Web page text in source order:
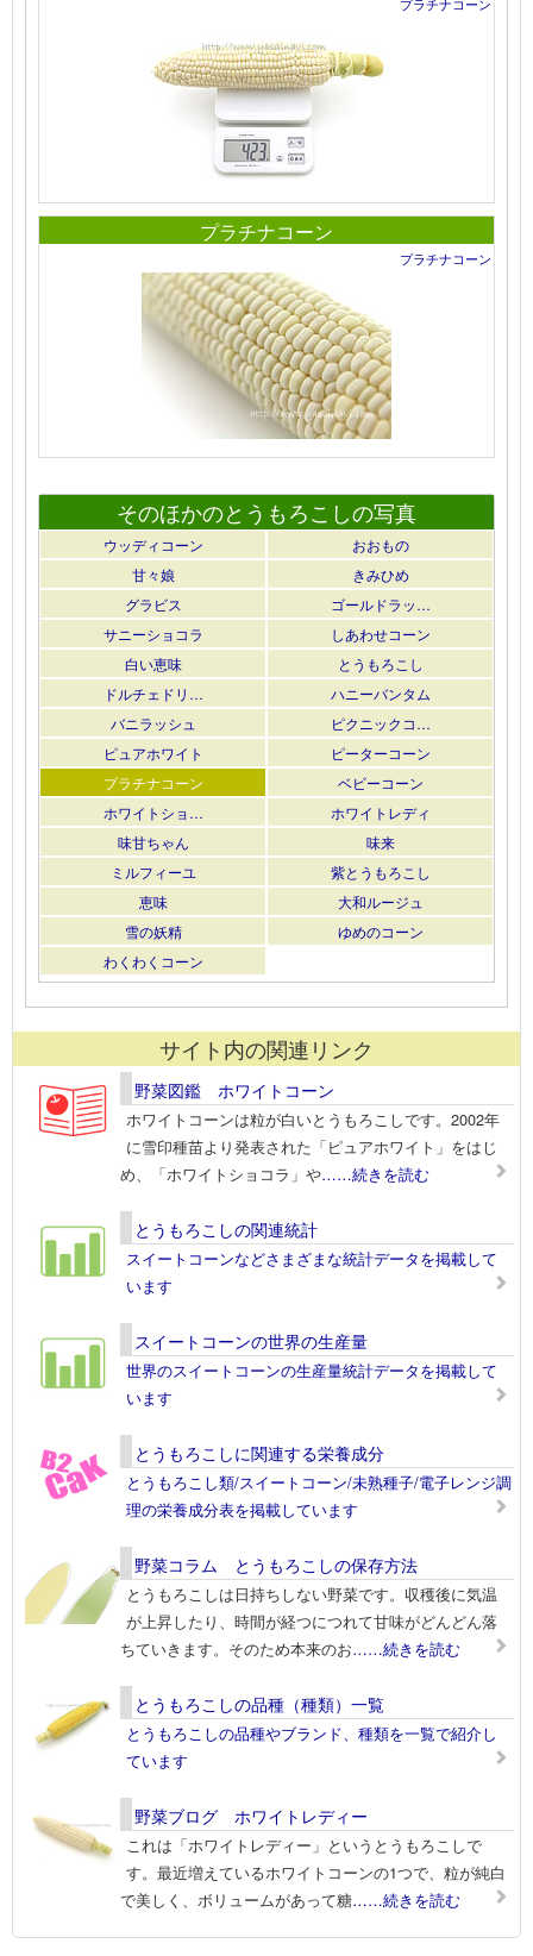
プラチナコーン
プラチナコーン
そのほかのとうもろこしの写真
ウッディコーン
おおもの
甘々娘
きみひめ
グラビス
ゴールドラッ…
サニーショコラ
しあわせコーン
白い恵味
とうもろこし
ドルチェドリ…
ハニーバンタム
バニラッシュ
ピクニックコ…
ピュアホワイト
ピーターコーン
プラチナコーン
ベビーコーン
ホワイトショ…
ホワイトレディ
味甘ちゃん
味来
ミルフィーユ
紫とうもろこし
恵味
大和ルージュ
雪の妖精
ゆめのコーン
わくわくコーン
サイト内の関連リンク
野菜図鑑 ホワイトコーン
ホワイトコーンは粒が白いとうもろこしです。2002年
に雪印種苗より発表された「ピュアホワイト」をはじ
め、「ホワイトショコラ」や……続きを読む
とうもろこしの関連統計
スイートコーンなどさまざまな統計データを掲載して
います
スイートコーンの世界の生産量
世界のスイートコーンの生産量統計データを掲載して
います
とうもろこしに関連する栄養成分
とうもろこし類/スイートコーン/未熟種子/電子レンジ調
理の栄養成分表を掲載しています
野菜コラム とうもろこしの保存方法
とうもろこしは日持ちしない野菜です。収穫後に気温
が上昇したり、時間が経つにつれて甘味がどんどん落
ちていきます。そのため本来のお……続きを読む
とうもろこしの品種（種類）一覧
とうもろこしの品種やブランド、種類を一覧で紹介し
ています
野菜ブログ ホワイトレディー
これは「ホワイトレディー」というとうもろこしで
す。最近増えているホワイトコーンの1つで、粒が純白
で美しく、ボリュームがあって糖……続きを読む